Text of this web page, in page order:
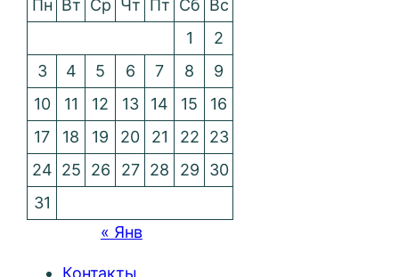
Пн Вт Ср Чт Пт Сб Вс
1
2
3
4 5 6 7 8
9
10
11 12 13 14 15
16
17
18 19 20 21 22
23
24 25 26 27 28 29
30
31
« Янв